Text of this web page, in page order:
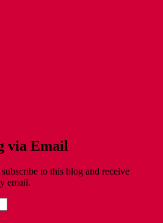
via Email
to this blog and receive
email.